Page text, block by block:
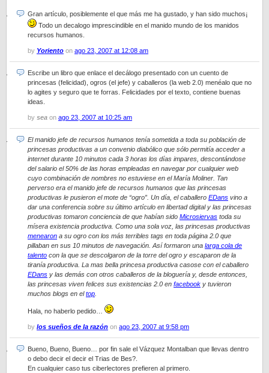
Gran artículo, posiblemente el que más me ha gustado, y han sido muchos¡
Todo un decalogo imprescindible en el manido mundo de los manidos
recursos humanos.
by Yoriento on ago 23, 2007 at 12:08 am
Escribe un libro que enlace el decálogo presentado con un cuento de
princesas (felicidad), ogros (el jefe) y caballeros (la web 2.0) menéalo que no
lo agites y seguro que te forras. Felicidades por el texto, contiene buenas
ideas.
by sea on ago 23, 2007 at 10:25 am
El manido jefe de recursos humanos tenía sometida a toda su población de
princesas productivas a un convenio diabólico que sólo permitía acceder a
internet durante 10 minutos cada 3 horas los días impares, descontándose
del salario el 50% de las horas empleadas en navegar por cualquier web
cuyo combinación de nombres no estuviese en el María Moliner. Tan
perverso era el manido jefe de recursos humanos que las princesas
productivas le pusieron el mote de “ogro”. Un día, el caballero EDans vino a
dar una conferencia sobre su último artículo en libertad digital y las princesas
productivas tomaron conciencia de que habían sido Microsiervas toda su
mísera existencia productiva. Como una sola voz, las princesas productivas
menearon a su ogro con los más terribles tags en toda página 2.0 que
pillaban en sus 10 minutos de navegación. Así formaron una larga cola de
talento con la que se descolgaron de la torre del ogro y escaparon de la
tiranía productiva. La mas bella princesa productiva casose con el caballero
EDans y las demás con otros caballeros de la bloguería y, desde entonces,
las princesas viven felices sus existencias 2.0 en facebook y tuvieron
muchos blogs en eltop
Hala, no haberlo pedido…
by los sueños de la razón on ago 23, 2007 at 9:58 pm
Bueno, Bueno, Bueno… por fin sale el Vázquez Montalban que llevas dentro
o debo decir el decir el Trias de Bes?.
En cualquier caso tus ciberlectores prefieren al primero.